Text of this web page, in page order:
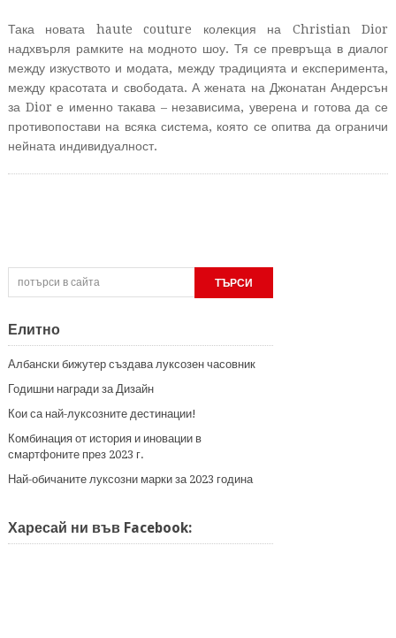
Така новата haute couture колекция на Christian Dior
надхвърля рамките на модното шоу. Тя се превръща в диалог
между изкуството и модата, между традицията и експеримента,
между красотата и свободата. А жената на Джонатан Андерсън
за Dior е именно такава – независима, уверена и готова да се
противопостави на всяка система, която се опитва да ограничи
нейната индивидуалност.
Елитно
Албански бижутер създава луксозен часовник
Годишни награди за Дизайн
Кои са най-луксозните дестинации!
Комбинация от история и иновации в
смартфоните през 2023 г.
Най-обичаните луксозни марки за 2023 година
Харесай ни във Facebook: